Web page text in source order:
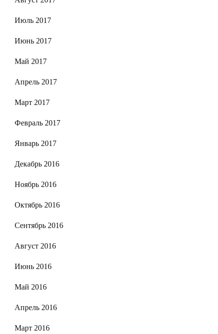
Июль 2017
Июнь 2017
Май 2017
Апрель 2017
Март 2017
Февраль 2017
Январь 2017
Декабрь 2016
Ноябрь 2016
Октябрь 2016
Сентябрь 2016
Август 2016
Июнь 2016
Май 2016
Апрель 2016
Март 2016